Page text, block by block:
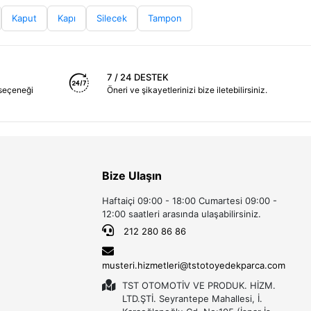
Kaput Kapı Silecek Tampon
7 / 24 DESTEK
Öneri ve şikayetlerinizi bize iletebilirsiniz.
Bize Ulaşın
Haftaiçi 09:00 - 18:00 Cumartesi 09:00 -
12:00 saatleri arasında ulaşabilirsiniz.
212 280 86 86
musteri.hizmetleri@tstotoyedekparca.com
TST OTOMOTİV VE PRODUK. HİZM.
LTD.ŞTİ. Seyrantepe Mahallesi, İ.